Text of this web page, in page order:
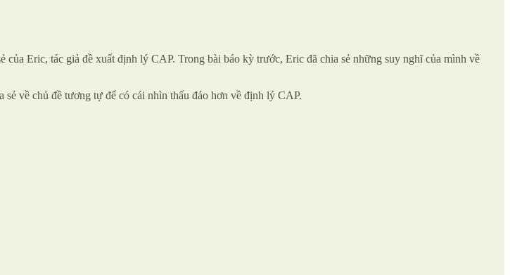
Eric, tác giả đề xuất định lý CAP. Trong bài báo kỳ trước, Eric đã chia sẻ những suy nghĩ của mình về
về chủ đề tương tự để có cái nhìn thấu đáo hơn về định lý CAP.